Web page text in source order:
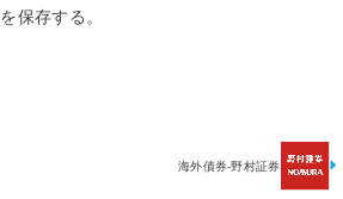
保存する。
海外債券-野村証券